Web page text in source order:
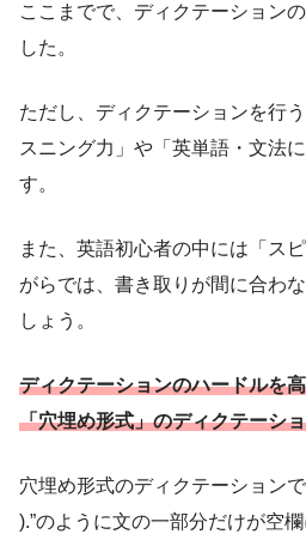
ここまでで、ディクテーション
した。
ただし、ディクテーションを行
スニング力」や「英単語・文法
す。
また、英語初心者の中には「ス
がらでは、書き取りが間に合わ
しょう。
ディクテーションのハードルを
「穴埋め形式」のディクテーシ
穴埋め形式のディクテーション
).”のように文の一部分だけが空欄